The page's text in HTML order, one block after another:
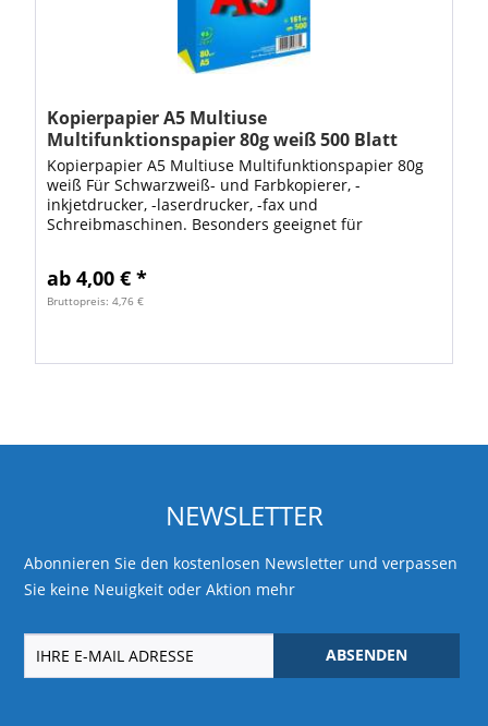
Kopierpapier A5 Multiuse
Multifunktionspapier 80g weiß 500 Blatt
Kopierpapier A5 Multiuse Multifunktionspapier 80g
weiß Für Schwarzweiß- und Farbkopierer, -
inkjetdrucker, -laserdrucker, -fax und
Schreibmaschinen. Besonders geeignet für
ab 4,00 € *
Bruttopreis: 4,76 €
NEWSLETTER
Abonnieren Sie den kostenlosen Newsletter und verpassen
Sie keine Neuigkeit oder Aktion mehr
ABSENDEN